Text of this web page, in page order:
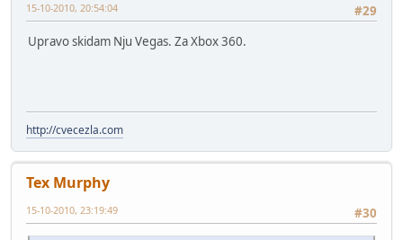
#29
15-10-2010, 20:54:04
Upravo skidam Nju Vegas. Za Xbox 360.
http://cvecezla.com
Tex Murphy
#30
15-10-2010, 23:19:49